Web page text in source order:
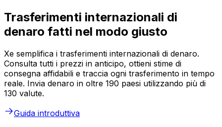
Trasferimenti internazionali di
denaro fatti nel modo giusto
Xe semplifica i trasferimenti internazionali di denaro.
Consulta tutti i prezzi in anticipo, ottieni stime di
consegna affidabili e traccia ogni trasferimento in tempo
reale. Invia denaro in oltre 190 paesi utilizzando più di
130 valute.
Guida introduttiva